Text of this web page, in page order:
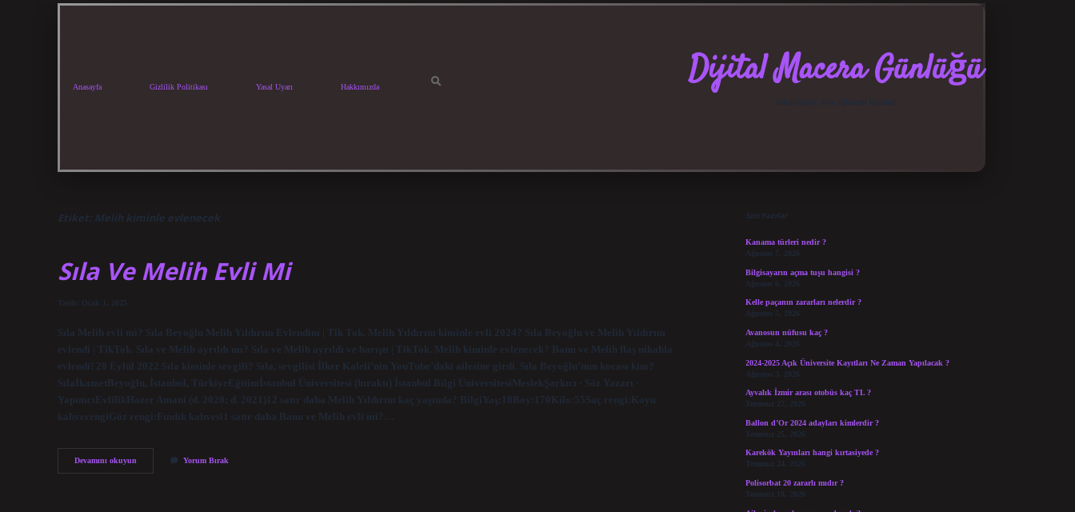
Anasayfa Gizlilik Politikası Yasal Uyarı Hakkımızda Dijital Macera Günlüğü
Etiket: Melih kiminle evlenecek
Sıla Ve Melih Evli Mi
Tarih: Ocak 1, 2025
Sıla Melih evli mi? Sıla Beyoğlu Melih Yıldırım Evlendim | Tik Tok. Melih Yıldırım kiminle evli 2024? Sıla Beyoğlu ve Melih Yıldırım
evlendi | TikTok. Sıla ve Melih ayrıldı mı? Sıla ve Melih ayrıldı ve barıştı | TikTok. Melih kiminle evlenecek? Banu ve Melih flaş nikahla
evlendi! 28 Eylül 2022 Sıla kiminle sevgili? Sıla, sevgilisi İlker Kaleli’nin YouTube’daki ailesine girdi. Sıla Beyoğlu’nun kocası kim?
SılaİkametBeyoğlu, İstanbul, TürkiyeEğitimİstanbul Üniversitesi (bıraktı) İstanbul Bilgi ÜniversitesiMeslekŞarkıcı · Söz Yazarı ·
YapımcıEvlilikHazer Amani (d. 2020; d. 2021)12 satır daha Melih Yıldırım kaç yaşında? BilgiYaş:18Boy:170Kilo:55Saç rengi:Koyu
kahverengiGöz rengi:Fındık kahvesi1 satır daha Banu ve Melih evli mi?…
Devamını okuyun
Ve
Yorum Bırak
Son Yazılar
Kanama türleri nedir ?
Ağustos 7, 2026
Bilgisayarın açma tuşu hangisi ?
Ağustos 6, 2026
Kelle paçanın zararları nelerdir ?
Ağustos 5, 2026
Avanosun nüfusu kaç ?
Ağustos 4, 2026
2024-2025 Açık Üniversite Kayıtları Ne Zaman Yapılacak ?
Ağustos 3, 2026
Ayvalık İzmir arası otobüs kaç TL ?
Temmuz 27, 2026
Ballon d’Or 2024 adayları kimlerdir ?
Temmuz 25, 2026
Karekök Yayınları hangi kırtasiyede ?
Temmuz 24, 2026
Polisorbat 20 zararlı mıdır ?
Temmuz 18, 2026